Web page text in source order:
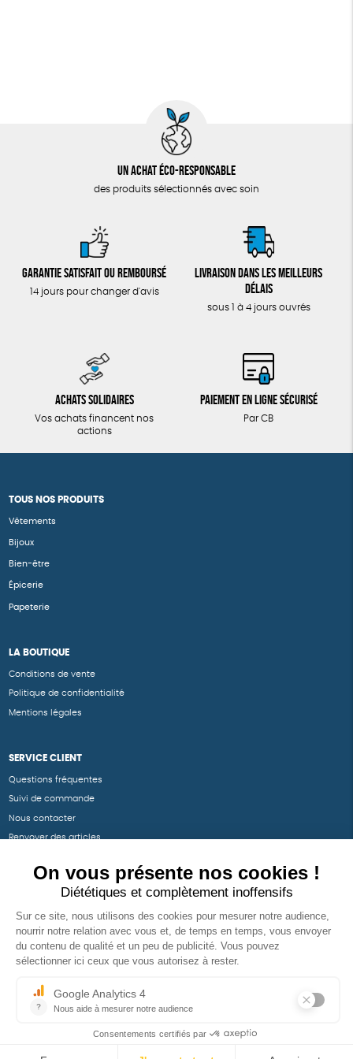
Un achat éco-responsable
des produits sélectionnés avec soin
Garantie satisfait ou remboursé
14 jours pour changer d'avis
Livraison dans les meilleurs
délais
sous 1 à 4 jours ouvrés
Achats solidaires
Vos achats financent nos
actions
Paiement en ligne sécurisé
Par CB
TOUS NOS PRODUITS
Vêtements
Bijoux
Bien-être
Épicerie
Papeterie
LA BOUTIQUE
Conditions de vente
Politique de confidentialité
Mentions légales
SERVICE CLIENT
Questions fréquentes
Suivi de commande
Nous contacter
Renvoyer des articles
SUIVEZ-NOUS
Une boutique élaborée avec